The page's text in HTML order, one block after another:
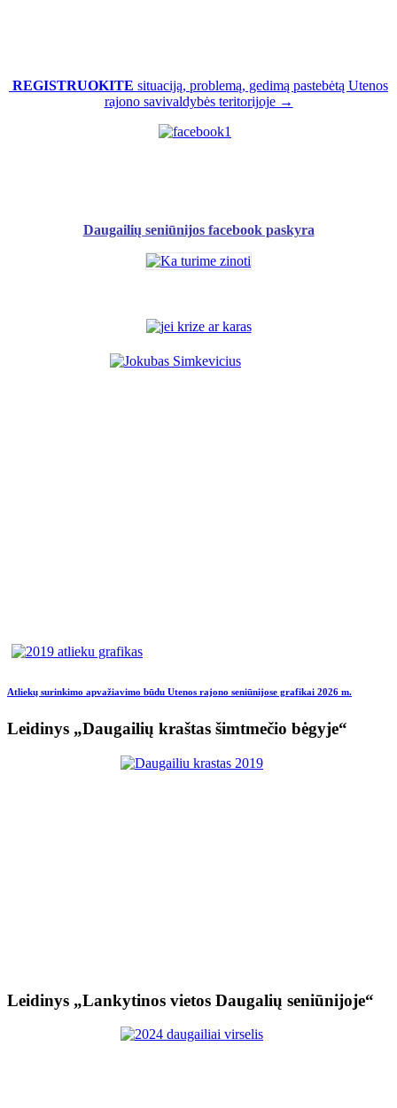
REGISTRUOKITE situaciją, problemą, gedimą pastebėtą Utenos
rajono savivaldybės teritorijoje →
Daugailių seniūnijos facebook paskyra
Atliekų surinkimo apvažiavimo būdu Utenos rajono seniūnijose grafikai 2026 m.
Leidinys „Daugailių kraštas šimtmečio bėgyje“
Leidinys „Lankytinos vietos Daugalių seniūnijoje“